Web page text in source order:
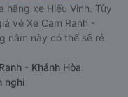
hãng xe Hiếu Vinh. Tùy
vé Xe Cam Ranh -
nằm này có thể sẽ rẻ
- Khánh Hòa
nghi